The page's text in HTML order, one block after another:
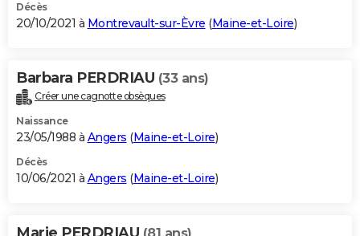
Décès
20/10/2021 à Montrevault-sur-Èvre (Maine-et-Loire)
Barbara PERDRIAU (33 ans)
Créer une cagnotte obsèques
Naissance
23/05/1988 à Angers (Maine-et-Loire)
Décès
10/06/2021 à Angers (Maine-et-Loire)